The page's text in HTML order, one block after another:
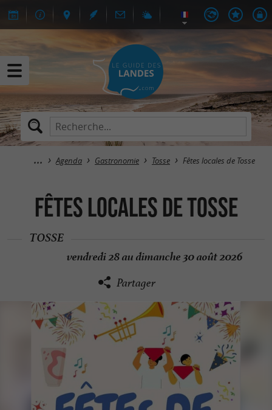
Agenda Gastronomie Tosse Fêtes locales de Tosse
Fêtes locales de Tosse
TOSSE
vendredi 28 au dimanche 30 août 2026
Partager